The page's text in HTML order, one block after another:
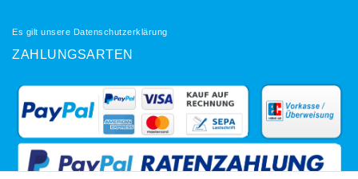
Es gilt unsere Datenschutzerklärung
ZAHLUNGSARTEN